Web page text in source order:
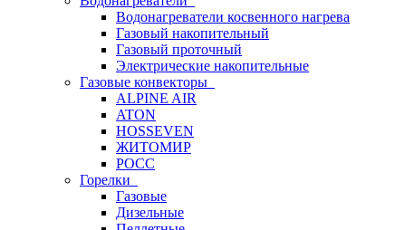
Водонагреватели косвенного нагрева
Газовый накопительный
Газовый проточный
Электрические накопительные
Газовые конвекторы
ALPINE AIR
ATON
HOSSEVEN
ЖИТОМИР
РОСС
Горелки
Газовые
Дизельные